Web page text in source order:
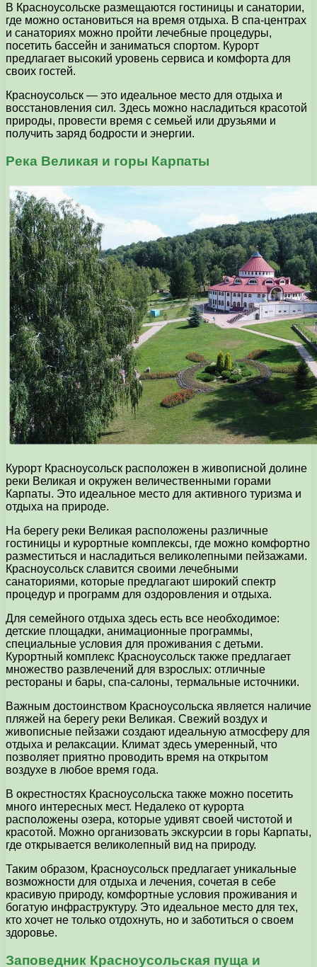
В Красноусольске размещаются гостиницы и санатории,
где можно остановиться на время отдыха. В спа-центрах
и санаториях можно пройти лечебные процедуры,
посетить бассейн и заниматься спортом. Курорт
предлагает высокий уровень сервиса и комфорта для
своих гостей.
Красноусольск — это идеальное место для отдыха и
восстановления сил. Здесь можно насладиться красотой
природы, провести время с семьей или друзьями и
получить заряд бодрости и энергии.
Река Великая и горы Карпаты
Курорт Красноусольск расположен в живописной долине
реки Великая и окружен величественными горами
Карпаты. Это идеальное место для активного туризма и
отдыха на природе.
На берегу реки Великая расположены различные
гостиницы и курортные комплексы, где можно комфортно
разместиться и насладиться великолепными пейзажами.
Красноусольск славится своими лечебными
санаториями, которые предлагают широкий спектр
процедур и программ для оздоровления и отдыха.
Для семейного отдыха здесь есть все необходимое:
детские площадки, анимационные программы,
специальные условия для проживания с детьми.
Курортный комплекс Красноусольск также предлагает
множество развлечений для взрослых: отличные
рестораны и бары, спа-салоны, термальные источники.
Важным достоинством Красноусольска является наличие
пляжей на берегу реки Великая. Свежий воздух и
живописные пейзажи создают идеальную атмосферу для
отдыха и релаксации. Климат здесь умеренный, что
позволяет приятно проводить время на открытом
воздухе в любое время года.
В окрестностях Красноусольска также можно посетить
много интересных мест. Недалеко от курорта
расположены озера, которые удивят своей чистотой и
красотой. Можно организовать экскурсии в горы Карпаты,
где открывается великолепный вид на природу.
Таким образом, Красноусольск предлагает уникальные
возможности для отдыха и лечения, сочетая в себе
красивую природу, комфортные условия проживания и
богатую инфраструктуру. Это идеальное место для тех,
кто хочет не только отдохнуть, но и заботиться о своем
здоровье.
Заповедник Красноусольская пуща и